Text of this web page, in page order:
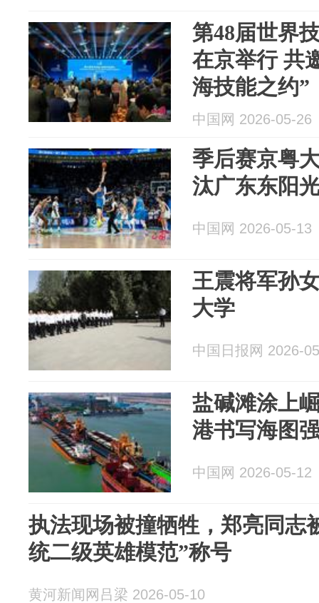
第48届世界
在京举行 共
海技能之约”
中国网 2026-05-26
季后赛京粤
汰广东东阳
中国网 2026-05-13
王震将军孙
大学
中国日报网 2026-
盐碱滩涂上
港书写海图
中国网 2026-05-12
执法现场被撞牺牲，郑亮同志
统二级英雄模范”称号
黄河新闻网吕梁 2026-05-10